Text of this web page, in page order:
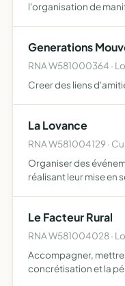
l'organisation de
Generations
RNA W581000364 ·
Creer des liens
La Lovance
RNA W581004129 ·
Organiser des
réalisant leur mise en
création…
Le Facteur Rural
RNA W581004028 ·
Accompagner, mettre
concrétisation et la